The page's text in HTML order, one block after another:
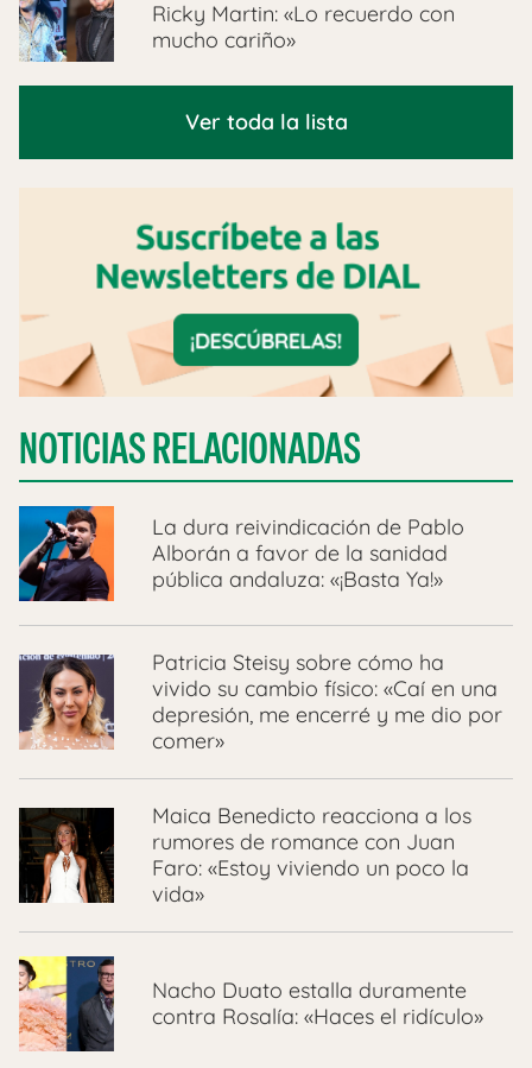
Ricky Martin: «Lo recuerdo con
mucho cariño»
Ver toda la lista
NOTICIAS RELACIONADAS
La dura reivindicación de Pablo
Alborán a favor de la sanidad
pública andaluza: «¡Basta Ya!»
Patricia Steisy sobre cómo ha
vivido su cambio físico: «Caí en una
depresión, me encerré y me dio por
comer»
Maica Benedicto reacciona a los
rumores de romance con Juan
Faro: «Estoy viviendo un poco la
vida»
Nacho Duato estalla duramente
contra Rosalía: «Haces el ridículo»